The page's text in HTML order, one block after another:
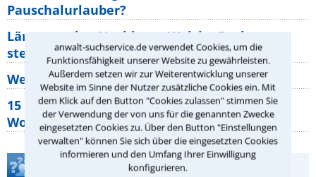
anwalt-suchservice.de verwendet Cookies, um die
Funktionsfähigkeit unserer Website zu gewährleisten.
Außerdem setzen wir zur Weiterentwicklung unserer
Website im Sinne der Nutzer zusätzliche Cookies ein. Mit
dem Klick auf den Button "Cookies zulassen" stimmen Sie
der Verwendung der von uns für die genannten Zwecke
eingesetzten Cookies zu. Über den Button "Einstellungen
verwalten" können Sie sich über die eingesetzten Cookies
informieren und den Umfang Ihrer Einwilligung
konfigurieren.
Pauschalurlauber?
Lärm von den Nachbarn: Welche Rechte
stehen mir zu?
Wer muss Zweitwohnungssteuer zahlen?
15 elementare Rechte, die jeder
Wohnungseigentümer kennen sollte
Teste Dein Rechtswissen